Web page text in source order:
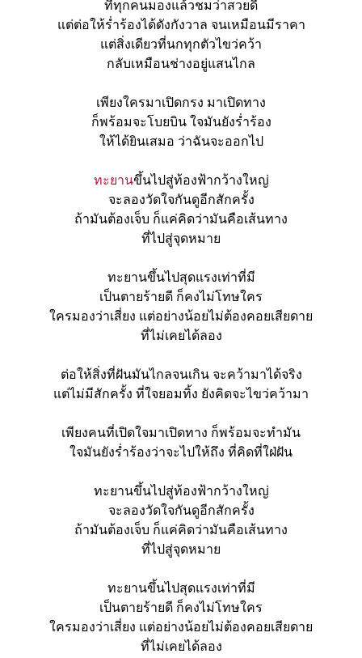
ที่ทุกคนมองแล้วชมว่าสวยดี
แต่ต่อให้ร่ำร้องได้ดังกังวาล จนเหมือนมีราคา
แต่สิ่งเดียวที่นกทุกตัวไขว่คว้า
กลับเหมือนช่างอยู่แสนไกล
เพียงใครมาเปิดกรง มาเปิดทาง
ก็พร้อมจะโบยบิน ใจมันยังร่ำร้อง
ให้ได้ยินเสมอ ว่าฉันจะออกไป
ทะยานขึ้นไปสู่ท้องฟ้ากว้างใหญ่
จะลองวัดใจกันดูอีกสักครั้ง
ถ้ามันต้องเจ็บ ก็แค่คิดว่ามันคือเส้นทาง
ที่ไปสู่จุดหมาย
ทะยานขึ้นไปสุดแรงเท่าที่มี
เป็นตายร้ายดี ก็คงไม่โทษใคร
ใครมองว่าเสี่ยง แต่อย่างน้อยไม่ต้องคอยเสียดาย
ที่ไม่เคยได้ลอง
ต่อให้สิ่งที่ฝันมันไกลจนเกิน จะคว้ามาได้จริง
แต่ไม่มีสักครั้ง ที่ใจยอมทิ้ง ยังคิดจะไขว่คว้ามา
เพียงคนที่เปิดใจมาเปิดทาง ก็พร้อมจะทำมัน
ใจมันยังร่ำร้องว่าจะไปให้ถึง ที่คิดที่ใฝ่ฝัน
ทะยานขึ้นไปสู่ท้องฟ้ากว้างใหญ่
จะลองวัดใจกันดูอีกสักครั้ง
ถ้ามันต้องเจ็บ ก็แค่คิดว่ามันคือเส้นทาง
ที่ไปสู่จุดหมาย
ทะยานขึ้นไปสุดแรงเท่าที่มี
เป็นตายร้ายดี ก็คงไม่โทษใคร
ใครมองว่าเสี่ยง แต่อย่างน้อยไม่ต้องคอยเสียดาย
ที่ไม่เคยได้ลอง